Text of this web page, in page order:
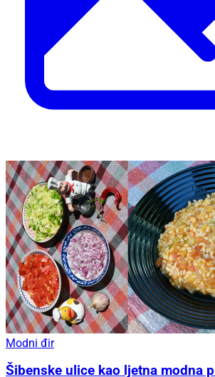
Modni đir
Šibenske ulice kao ljetna modna